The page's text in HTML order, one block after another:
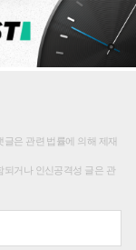
은 관련 법률에 의해 제재
되거나 인신공격성 글은 관